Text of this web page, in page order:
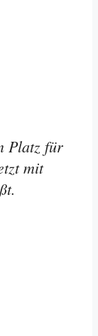
Platz für
mit